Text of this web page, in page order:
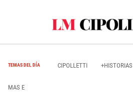
TEMAS DEL DÍA CIPOLLETTI +HISTORIAS
MAS E